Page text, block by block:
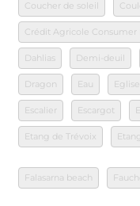
Coucher de soleil
Crédit Agricole Consumer
Dahlias Demi-deuil
Dragon Eau Eglise
Escalier Escargot
Etang de Trévoix
Falasarna beach